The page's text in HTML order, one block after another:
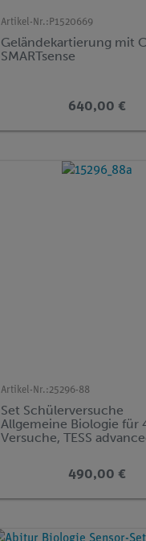
Artikel-Nr.: P1520669
Geländekartierung mit
SMARTsense
640,00 €
Artikel-Nr.:25296-88
Set Schülerversuche
Allgemeine Biologie für
Versuche, TESS
490,00 €